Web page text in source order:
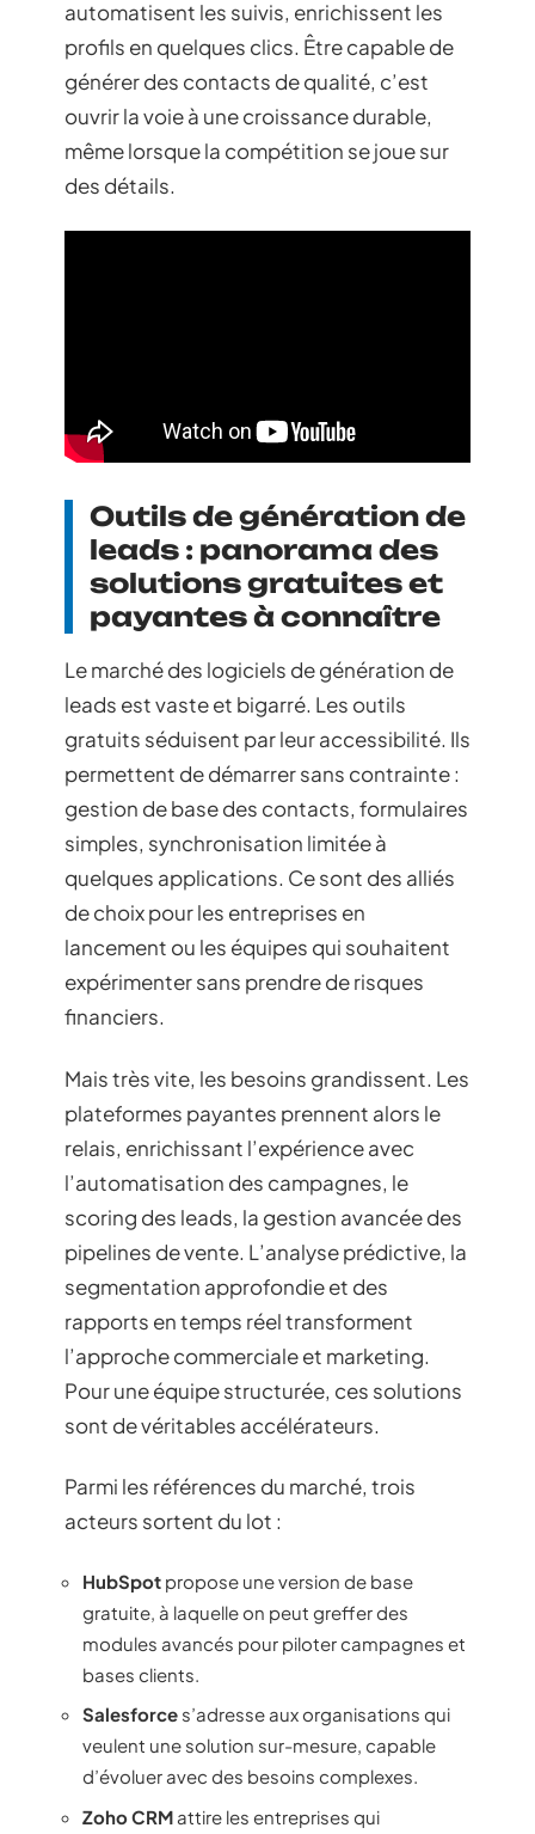
automatisent les suivis, enrichissent les
profils en quelques clics. Être capable de
générer des contacts de qualité, c’est
ouvrir la voie à une croissance durable,
même lorsque la compétition se joue sur
des détails.
Outils de génération de
leads : panorama des
solutions gratuites et
payantes à connaître
Le marché des logiciels de génération de
leads est vaste et bigarré. Les outils
gratuits séduisent par leur accessibilité. Ils
permettent de démarrer sans contrainte :
gestion de base des contacts, formulaires
simples, synchronisation limitée à
quelques applications. Ce sont des alliés
de choix pour les entreprises en
lancement ou les équipes qui souhaitent
expérimenter sans prendre de risques
financiers.
Mais très vite, les besoins grandissent. Les
plateformes payantes prennent alors le
relais, enrichissant l’expérience avec
l’automatisation des campagnes, le
scoring des leads, la gestion avancée des
pipelines de vente. L’analyse prédictive, la
segmentation approfondie et des
rapports en temps réel transforment
l’approche commerciale et marketing.
Pour une équipe structurée, ces solutions
sont de véritables accélérateurs.
Parmi les références du marché, trois
acteurs sortent du lot :
HubSpot propose une version de base
gratuite, à laquelle on peut greffer des
modules avancés pour piloter campagnes et
bases clients.
Salesforce s’adresse aux organisations qui
veulent une solution sur-mesure, capable
d’évoluer avec des besoins complexes.
Zoho CRM attire les entreprises qui